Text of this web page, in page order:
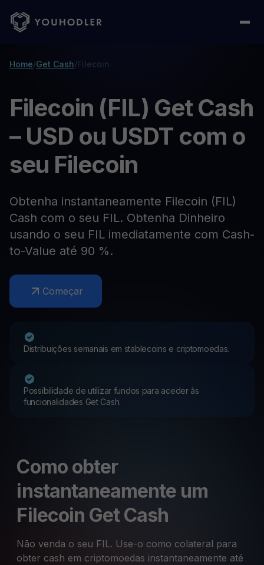
Home/Get Cash/Filecoin
Filecoin (FIL) Get Cash
– USD ou USDT com o
seu Filecoin
Obtenha instantaneamente Filecoin (FIL)
Cash com o seu FIL. Obtenha Dinheiro
usando o seu FIL imediatamente com Cash-
to-Value até 90 %.
Começar
Distribuições semanais em stablecoins e criptomoedas.
Possibilidade de utilizar fundos para aceder às
funcionalidades Get Cash.
Como obter
instantaneamente um
Filecoin Get Cash
Não venda o seu FIL. Use-o como colateral para
obter cash em criptomoedas instantaneamente até